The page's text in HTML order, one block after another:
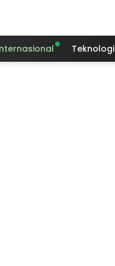
Teknologi